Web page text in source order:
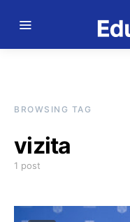
BROWSING TAG
vizita
1 post